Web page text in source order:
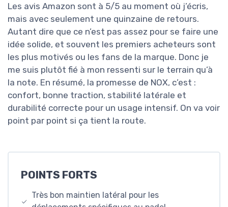
Les avis Amazon sont à 5/5 au moment où j’écris,
mais avec seulement une quinzaine de retours.
Autant dire que ce n’est pas assez pour se faire une
idée solide, et souvent les premiers acheteurs sont
les plus motivés ou les fans de la marque. Donc je
me suis plutôt fié à mon ressenti sur le terrain qu’à
la note. En résumé, la promesse de NOX, c’est :
confort, bonne traction, stabilité latérale et
durabilité correcte pour un usage intensif. On va voir
point par point si ça tient la route.
POINTS FORTS
Très bon maintien latéral pour les